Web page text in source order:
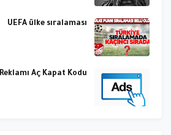
UEFA ülke sıralaması
Reklamı Aç Kapat Kodu